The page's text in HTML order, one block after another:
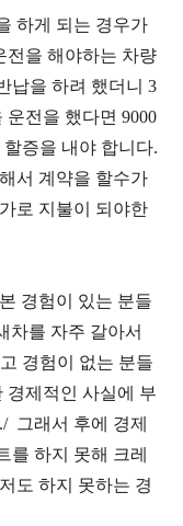
하게 되는 경우가
전을 해야하는 차량
납을 하려 했더니 3
운전을 했다면 9000
증을 내야 합니다.
서 계약을 할수가
로 지불이 되야한
경험이 있는 분들
차를 자주 갈아서
경험이 없는 분들
경제적인 사실에 부
그래서 후에 경제
를 하지 못해 크레
도 하지 못하는 경